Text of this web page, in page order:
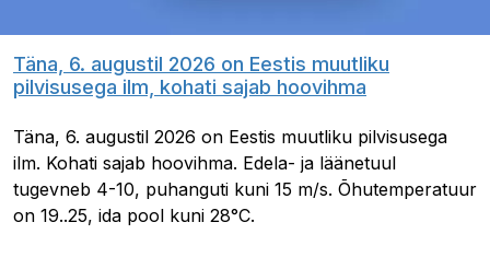
Täna, 6. augustil 2026 on Eestis muutliku
pilvisusega ilm, kohati sajab hoovihma
Täna, 6. augustil 2026 on Eestis muutliku pilvisusega
ilm. Kohati sajab hoovihma. Edela- ja läänetuul
tugevneb 4-10, puhanguti kuni 15 m/s. Õhutemperatuur
on 19..25, ida pool kuni 28°C.